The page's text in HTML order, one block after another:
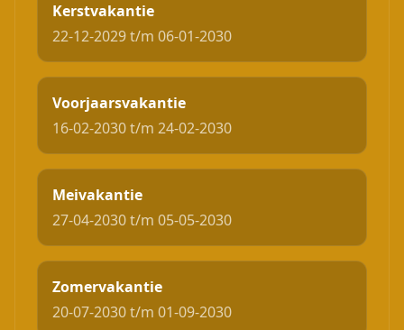
Kerstvakantie
22-12-2029 t/m 06-01-2030
Voorjaarsvakantie
16-02-2030 t/m 24-02-2030
Meivakantie
27-04-2030 t/m 05-05-2030
Zomervakantie
20-07-2030 t/m 01-09-2030